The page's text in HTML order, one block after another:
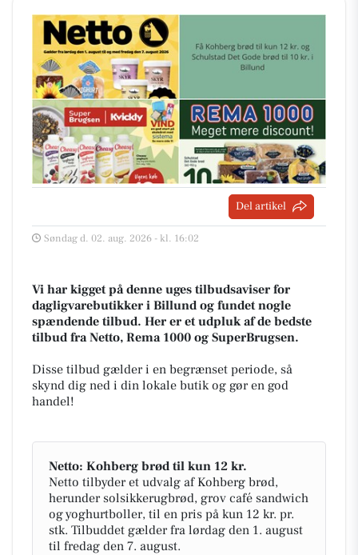
Del artikel
Søndag d. 02. aug. 2026 - kl. 16:02
Vi har kigget på denne uges tilbudsaviser for
dagligvarebutikker i Billund og fundet nogle
spændende tilbud. Her er et udpluk af de bedste
tilbud fra Netto, Rema 1000 og SuperBrugsen.
Disse tilbud gælder i en begrænset periode, så
skynd dig ned i din lokale butik og gør en god
handel!
Netto: Kohberg brød til kun 12 kr.
Netto tilbyder et udvalg af Kohberg brød,
herunder solsikkerugbrød, grov café sandwich
og yoghurtboller, til en pris på kun 12 kr. pr.
stk. Tilbuddet gælder fra lørdag den 1. august
til fredag den 7. august.